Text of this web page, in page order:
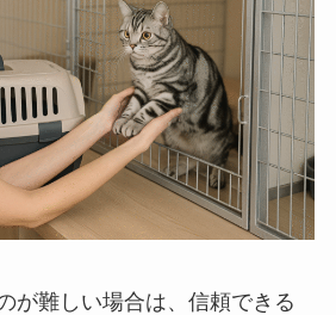
が難しい場合は、信頼できる